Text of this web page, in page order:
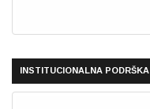
INSTITUCIONALNA PODRŠKA